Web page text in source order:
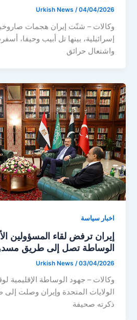
Urkish News /04/04/2026
وكالات – شنّت إيران هجمات
إسرائيلية، بينها تل أبيب وحيفا،
واشتعال حرائق
اخبار سياسة
إيران ترفض لقاء المسؤولين
الوساطة تصل إلى طريق
Urkish News /03/04/2026
وكالات – جهود الوساطة الإقليمية
الولايات المتحدة وإيران وصلت
ذكرته صحيفة